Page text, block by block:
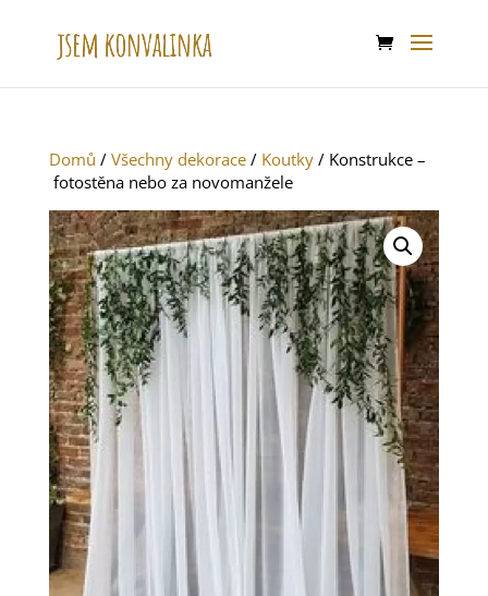
Domů / Všechny dekorace/ Koutky/ Konstrukce –
fotostěna nebo za novomanžele